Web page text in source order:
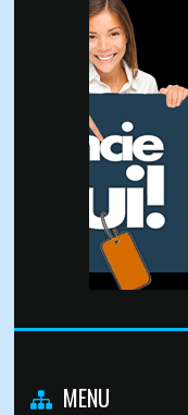
MENU